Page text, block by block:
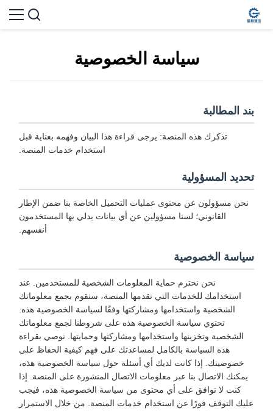
سياسة الخصوصية
بند المطالبة
تذكرك هذه المنصة: يرجى قراءة هذا البيان وفهمه بعناية قبل
استخدام خدمات المنصة.
تحديد المسؤولية
نحن مسؤولون عن محتوى عمليات التحميل الخاصة بنا ضمن الإطار
القانوني؛ لسنا مسؤولين عن أي بيانات يدلي بها المستخدمون
أنفسهم.
سياسة الخصوصية
نحن نحترم حماية المعلومات الشخصية للمستخدمين. عند
استخدامك للخدمات التي تقدمها المنصة، سنقوم بجمع معلوماتك
الشخصية واستخدامها ومشاركتها وفقًا لسياسة الخصوصية هذه.
تحتوي سياسة الخصوصية هذه على شروطنا لجمع معلوماتك
الشخصية وتخزينها واستخدامها ومشاركتها وحمايتها. نوصي بقراءة
هذه السياسة بالكامل لمساعدتك على فهم كيفية الحفاظ على
خصوصيتك. إذا كانت لديك أي أسئلة حول سياسة الخصوصية هذه،
يمكنك الاتصال بنا عبر معلومات الاتصال المنشورة على المنصة. إذا
كنت لا توافق على أي محتوى من سياسة الخصوصية هذه، فيجب
عليك التوقف فورًا عن استخدام خدمات المنصة. من خلال الاستمرار